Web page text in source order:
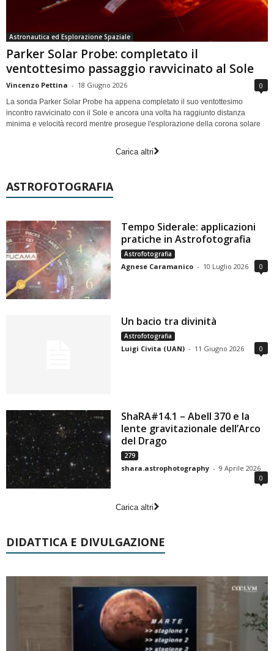
Astronautica ed Esplorazione Spaziale
Parker Solar Probe: completato il
ventottesimo passaggio ravvicinato al Sole
Vincenzo Pettina - 18 Giugno 2026 0
La sonda Parker Solar Probe ha appena completato il suo ventottesimo
incontro ravvicinato con il Sole e ancora una volta ha raggiunto distanza
minima e velocità record mentre prosegue l'esplorazione della corona solare
Carica altri
ASTROFOTOGRAFIA
Tempo Siderale: applicazioni
pratiche in Astrofotografia
Astrofotografia
Agnese Caramanico - 10 Luglio 2026 0
Un bacio tra divinità
Astrofotografia
Luigi Civita (UAN) - 11 Giugno 2026 0
ShaRA#14.1 – Abell 370 e la
lente gravitazionale dell’Arco
del Drago
279
shara.astrophotography - 9 Aprile 2026
0
Carica altri
DIDATTICA E DIVULGAZIONE